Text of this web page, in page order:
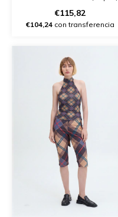
€115,82
€104,24con transferencia